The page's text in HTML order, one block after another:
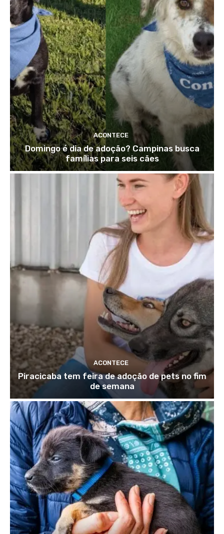
ACONTECE
Domingo é dia de adoção? Campinas busca
famílias para seis cães
ACONTECE
Piracicaba tem feira de adoção de pets no fim
de semana